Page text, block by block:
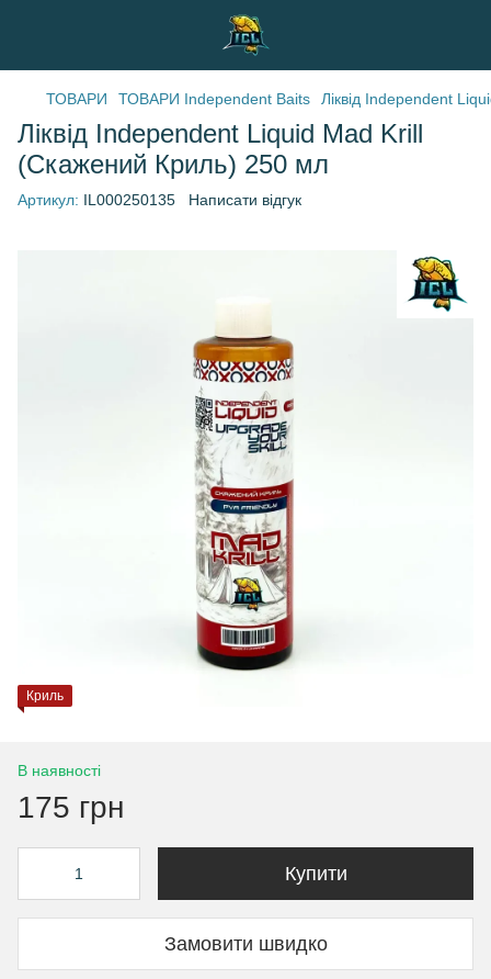
ТОВАРИ ТОВАРИ Independent Baits Ліквід Independent
Ліквід Independent Liquid Mad Krill
(Скажений Криль) 250 мл
Артикул: IL000250135 Написати відгук
Криль
В наявності
175 грн
Купити
Замовити швидко